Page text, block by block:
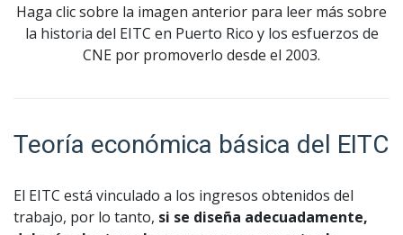
Haga clic sobre la imagen anterior para leer más sobre
la historia del EITC en Puerto Rico y los esfuerzos de
CNE por promoverlo desde el 2003.
Teoría económica básica del EITC
El EITC está vinculado a los ingresos obtenidos del
trabajo, por lo tanto, si se diseña adecuadamente,